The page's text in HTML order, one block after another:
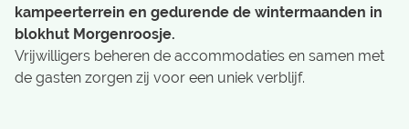
kampeerterrein en gedurende de wintermaanden in
blokhut Morgenroosje.
Vrijwilligers beheren de accommodaties en samen met
de gasten zorgen zij voor een uniek verblijf.